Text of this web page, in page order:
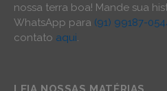
nossa terra boa! Mande sua
WhatsApp para (91) 99187-
contato aqui.